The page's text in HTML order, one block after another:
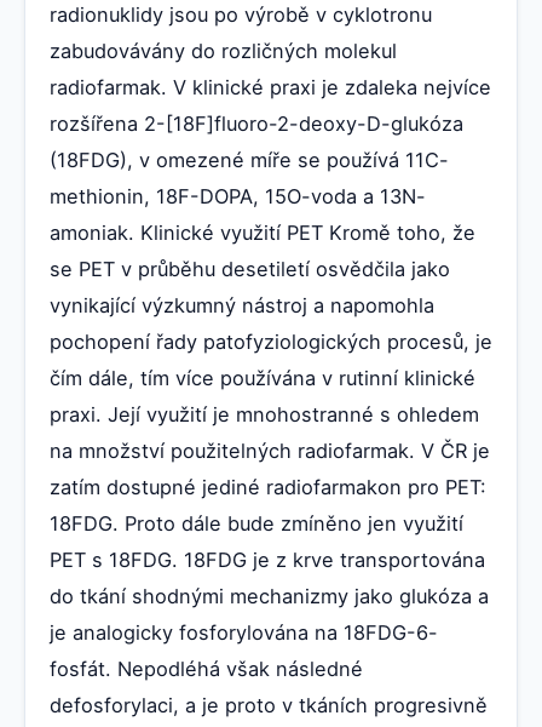
radionuklidy jsou po výrobě v cyklotronu
zabudovávány do rozličných molekul
radiofarmak. V klinické praxi je zdaleka nejvíce
rozšířena 2-[18F]fluoro-2-deoxy-D-glukóza
(18FDG), v omezené míře se používá 11C-
methionin, 18F-DOPA, 15O-voda a 13N-
amoniak. Klinické využití PET Kromě toho, že
se PET v průběhu desetiletí osvědčila jako
vynikající výzkumný nástroj a napomohla
pochopení řady patofyziologických procesů, je
čím dále, tím více používána v rutinní klinické
praxi. Její využití je mnohostranné s ohledem
na množství použitelných radiofarmak. V ČR je
zatím dostupné jediné radiofarmakon pro PET:
18FDG. Proto dále bude zmíněno jen využití
PET s 18FDG. 18FDG je z krve transportována
do tkání shodnými mechanizmy jako glukóza a
je analogicky fosforylována na 18FDG-6-
fosfát. Nepodléhá však následné
defosforylaci, a je proto v tkáních progresivně